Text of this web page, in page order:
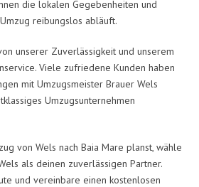
die lokalen Gegebenheiten und
reibungslos abläuft.
unserer Zuverlässigkeit und unserem
Viele zufriedene Kunden haben
mit Umzugsmeister Brauer Wels
Umzugsunternehmen
von Wels nach Baia Mare planst, wähle
als deinen zuverlässigen Partner.
und vereinbare einen kostenlosen